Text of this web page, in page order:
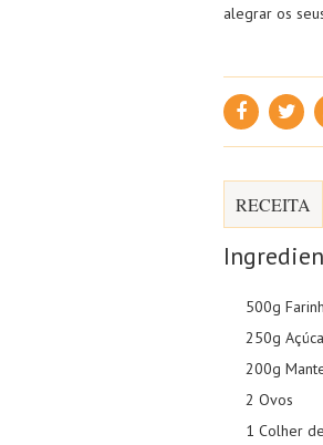
alegrar os
RECEITA
500g
250g
200g
2 Ovos
1 Colher